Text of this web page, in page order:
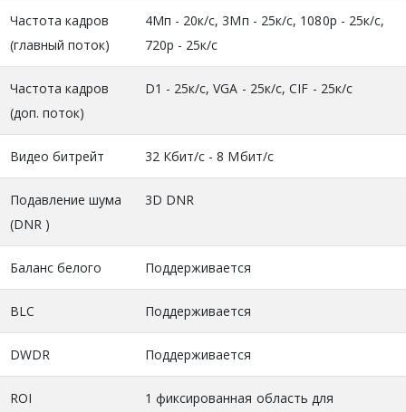
Частота кадров
(главный поток)
4Мп - 20к/с, 3Мп - 25к/с, 1080р - 25к/с,
720р - 25к/с
Частота кадров
(доп. поток)
D1 - 25к/c, VGA - 25к/с, CIF - 25к/с
Видео битрейт 32 Кбит/с - 8 Mбит/с
Подавление шума
(DNR )
3D DNR
Баланс белого Поддерживается
BLC Поддерживается
DWDR Поддерживается
ROI
1 фиксированная область для